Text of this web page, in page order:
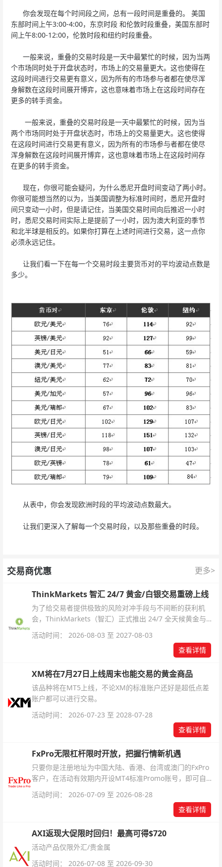
你会发现在每个时间段之间，总有一段时间是重叠的。 美国
东部时间上午3:00-4:00，东京时段 和伦敦时段重叠，美国东部时
间上午8:00-12:00，伦敦时段和纽约时段重叠。
一般来说，重叠的交易时段是一天中最繁忙的时候，因为当两
个市场同时处于开盘状态时，市场上的交易量更大。这也使得在
这段时间进行交易更有意义，因为所有的市场参与者都在使尽浑
身解数在这段时间展开博弈，这也意味着市场上在这段时间存在
更多的转手资金。
一般来说，重叠的交易时段是一天中最繁忙的时候，因为当
两个市场同时处于开盘状态时，市场上的交易量更大。这也使得
在这段时间进行交易更有意义，因为所有的市场参与者都在使尽
浑身解数在这段时间展开博弈，这也意味着市场上在这段时间存
在更多的转手资金。
现在，你很可能会疑问，为什么悉尼开盘时间变动了两小时。
你很可能想当然的以为，当美国调整为标准时间时，悉尼开盘时
间只变动一小时，但是请记住，当美国交易时间向后推迟一小时
时，悉尼交易时间实际上是提前了一小时，因为澳大利亚的季节
和北半球是相反的。如果你打算在上述时间进行交易，这一点你
必须永远记住。
让我们看一下在每一个交易时段主要货币对的平均波动点数是
多少。
从表中，你会发现欧洲时段的平均波动点数最大。
让我们更深入了解每一个交易时段，以及那些重叠的时段。
交易商优惠 更多>
ThinkMarkets 智汇 24/7 黄金/白银交易重磅上线
为了给交易者提供极致的风险对冲手段与不间断的获利机
会，ThinkMarkets（智汇）正式推出 24/7 全天候黄金与白
银交易！本文将为您详细拆解本次升级的核心交易品种、杠
杆配置、支持软件及交易细则。
活动时间： 2026-08-03 至 2027-08-03
查看详情
XM将在7月27日上线周末也能交易的黄金商品
该品种将在MT5上线，不论XM的标准账户还好是超低点差
账户都可以进行交易。
活动时间： 2026-07-23 至 2028-07-28
查看详情
FxPro无限杠杆限时开放，把握行情新机遇
只要你是注册地址为中国大陆、香港、台湾或澳门的FxPro
客户，在活动有效期内开设MT4标准Promo账号，即可自动
解锁无限倍杠杆福利，无需额外复杂操作。
活动时间： 2026-07-09 至 2026-08-28
查看详情
AXI返现大促限时回归！最高可得$720
活动产品仅限外汇/贵金属
活动时间： 2026-07-08 至 2026-09-30